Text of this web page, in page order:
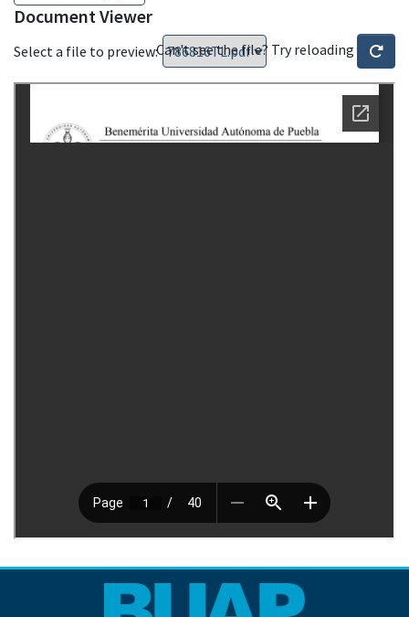
Document Viewer
Select a file to preview:Can't see the file? Try reloading